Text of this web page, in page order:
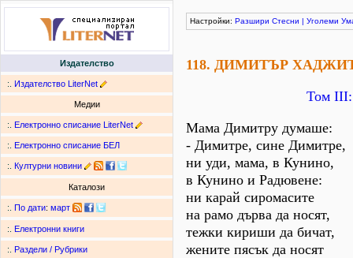
Издателство
:. Издателство LiterNet
Медии
:. Електронно списание LiterNet
:. Електронно списание БЕЛ
:. Културни новини
Каталози
:. По дати: март
:. Електронни книги
:. Раздели / Рубрики
Настройки: Разшири Стесни | Уголеми
118. ДИМИТЪР
Том
Мама Димитру думаше:
- Димитре, сине Димитре,
ни уди, мама, в Кунино,
в Кунино и Радювене:
ни карай сиромасите
на рамо дърва да носят,
тежки кириши да бичат,
жените пясък да носят